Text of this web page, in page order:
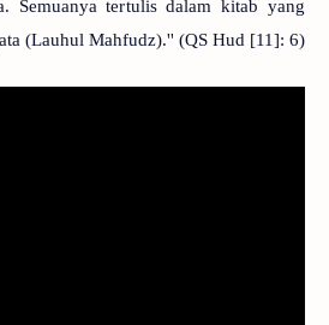
Semuanya tertulis dalam kitab yang
(Lauhul Mahfudz).'' (QS Hud [11]: 6)